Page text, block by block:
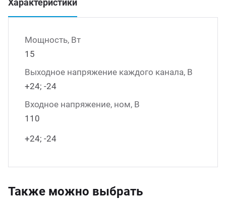
преобразователи
Характеристики
Мощность, Вт
15
Выходное напряжение каждого канала, В
+24; -24
Входное напряжение, ном, В
110
+24; -24
Также можно выбрать